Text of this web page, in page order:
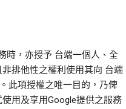
時，亦授予 台端一個人、全
排他性之權利使用其向 台端
此項授權之唯一目的，乃俾
用及享用Google提供之服務